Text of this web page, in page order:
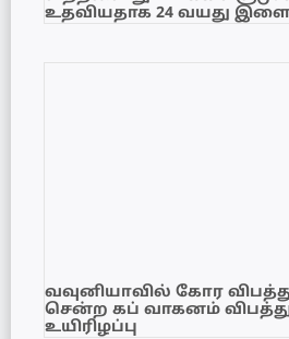
உதவியதாக 24 வயது
வவுனியாவில் கோர
சென்ற கப் வாகனம் விபத்து
உயிரிழப்பு